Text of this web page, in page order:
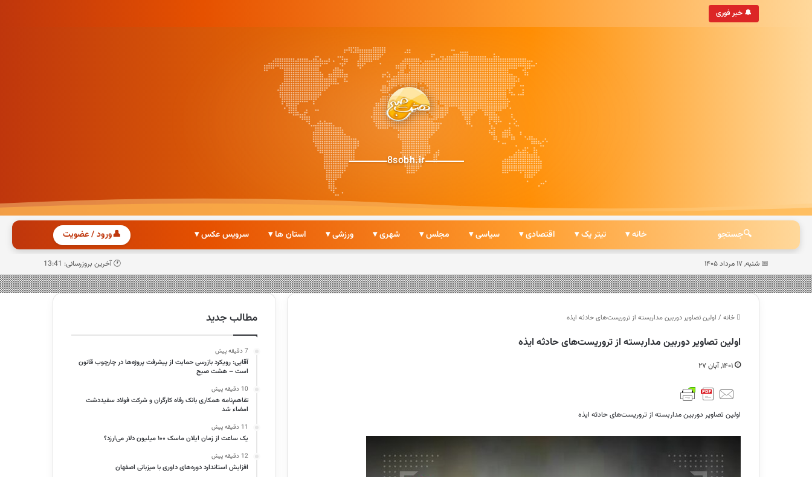
🔔 خبر فوری
• به‌روزترین خبرگزاری ایرانی
8sobh.ir
🔍جستجو خانه ▾ تیتر یک ▾ اقتصادی ▾ سیاسی ▾ مجلس ▾ شهری ▾ ورزشی ▾ استان ها ▾ سرویس عکس ▾ 👤ورود / عضویت
📅 شنبه, ۱۷ مرداد ۱۴۰۵ 🕐 آخرین بروزرسانی: 13:41
خانه / اولین تصاویر دوربین مداربسته از تروریست‌های حادثه ایذه
اولین تصاویر دوربین مداربسته از تروریست‌های حادثه ایذه
۱۴۰۱, آبان ۲۷
اولین تصاویر دوربین مداربسته از تروریست‌های حادثه ایذه
مطالب جدید
7 دقیقه پیش
آقایی: رویکرد بازرسی حمایت از پیشرفت پروژه‌ها در چارچوب قانون
است – هشت صبح
10 دقیقه پیش
تفاهم‌نامه همکاری بانک رفاه کارگران و شرکت فولاد سفیددشت
امضاء شد
11 دقیقه پیش
یک ساعت از زمان ایلان ماسک ۱۰۰ میلیون دلار می‌ارزد؟
12 دقیقه پیش
افزایش استاندارد دوره‌های داوری با میزبانی اصفهان